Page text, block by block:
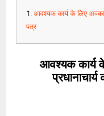
आवश्यक कार्य के लिए
पत्र
आवश्यक कार्य
प्रधानाचार्य